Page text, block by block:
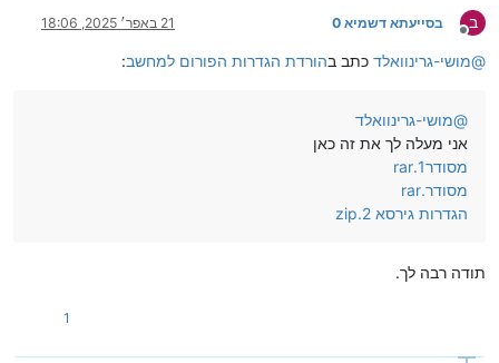
ב
מנותק
בסייעתא דשמיא 0 21 באפר׳ 2025, 18:06
@מושי-גרינוואלד כתב בהורדת הגדרות הפורום למחשב:
@מושי-גרינוואלד
אני מעלה לך את זה כאן
מסודר1.rar
מסודר.rar
הגדרות גירסא 2.zip
תודה רבה לך.
1